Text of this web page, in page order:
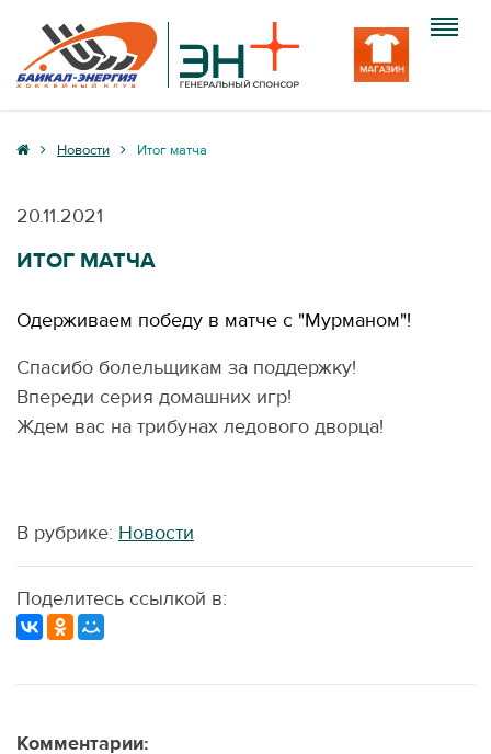
Клуб Новости Итог матча
20.11.2021
ИТОГ МАТЧА
Одерживаем победу в матче с "Мурманом"!
Спасибо болельщикам за поддержку!
Впереди серия домашних игр!
Ждем вас на трибунах ледового дворца!
В рубрике: Новости
Поделитесь ссылкой в:
Комментарии: